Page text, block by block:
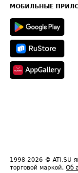
Техническая
МОБИЛЬНЫЕ
1998-2026 © ATI.SU
торговой маркой. Об